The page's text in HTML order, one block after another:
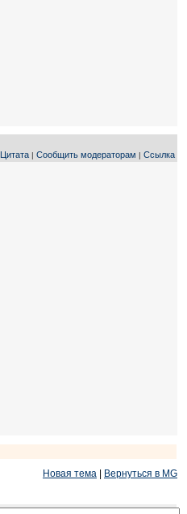
Цитата | Сообщить модераторам | Ссылка
Новая тема Вернуться в MG